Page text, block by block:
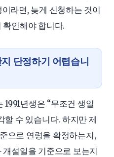
라면, 늦게 신청하는 것이
확인해야 합니다.
단정하기 어렵습니
년생은 “무조건 생일
할 수 있습니다. 하지만 제
으로 연령을 확정하는지,
설일을 기준으로 보는지